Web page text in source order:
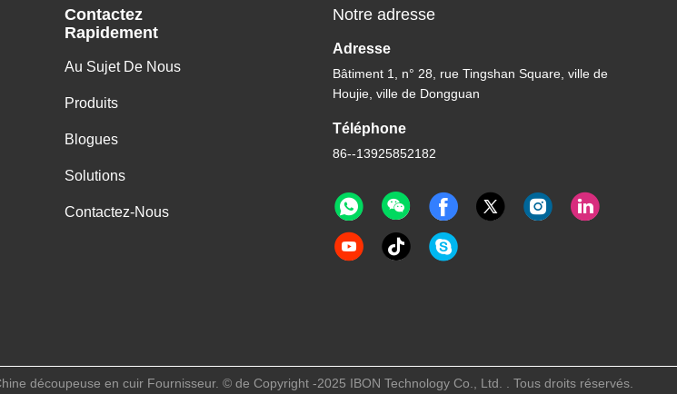
Contactez
Rapidement
Au Sujet De Nous
Produits
Blogues
Solutions
Contactez-Nous
Notre adresse
Adresse
Bâtiment 1, n° 28, rue Tingshan Square, ville de
Houjie, ville de Dongguan
Téléphone
86--13925852182
découpeuse en cuir Fournisseur. © de Copyright -2025 IBON Technology Co., Ltd. . Tous droits réservés.